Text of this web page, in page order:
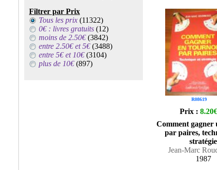
Filtrer par Prix
Tous les prix (11322)
0€ : livres gratuits (12)
moins de 2.50€(3842)
entre 2.50€ et 5€(3488)
entre 5€ et 10€(3104)
plus de 10€(897)
R08619
Prix : 8.20€
Comment gagner
par paires,
stratégie
Jean-Marc
1987